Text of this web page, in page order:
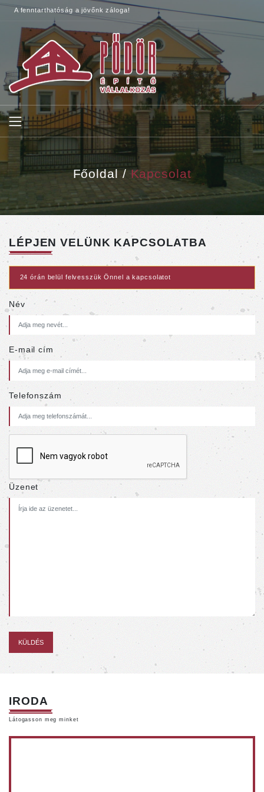
A fenntarthatóság a jövőnk záloga!
Főoldal Kapcsolat
LÉPJEN VELÜNK KAPCSOLATBA
24 órán belül felvesszük Önnel a kapcsolatot
Név
E-mail cím
Telefonszám
Üzenet
IRODA
Látogasson meg minket